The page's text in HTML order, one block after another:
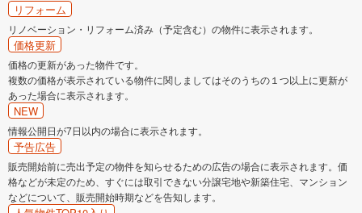
リフォーム
リノベーション・リフォーム済み（予定含む）の物件に表示されます。
価格更新
価格の更新があった物件です。
複数の価格が表示されている物件に関しましてはそのうちの１つ以上に更新が
あった場合に表示されます。
NEW
情報公開日が7日以内の場合に表示されます。
予告広告
販売開始前に売出予定の物件を知らせるための広告の場合に表示されます。価
格などが未定のため、すぐには取引できない分譲宅地や新築住宅、マンション
などについて、販売開始時期などを告知します。